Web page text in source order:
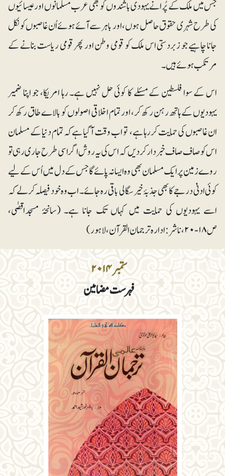
ستمبر ۲۰۱۴
فہرست مضامین
جس میں ملک کے پُرانے یہودی باشندوں کو بھی عرب مسلمانوں اور عیسائیوں
کی طرح شہری حقوق حاصل ہوں، اور باہر سے آئے ہوئے اُن غاصبوں کو نکل
جانا چاہیے جو زبردستی اس ملک کو قومی وطن اور پھر قومی ریاست بنانے کے
مرتکب ہوئے ہیں۔
اس کے سوا فلسطین کے مسئلے کا کوئی حل نہیں ہے۔ رہا امریکا، جو اپنا ضمیر
یہودیوں کے ہاتھ رہن رکھ کر، اور تمام اخلاقی اصولوں کو بالاے طاق رکھ کر
ان غاصبوں کی حمایت کر رہا ہے، تو اب وقت آگیا ہے کہ تمام دنیا کے مسلمان
اس کوصاف صاف خبردار کردیں کہ اس کی یہ روش اگر اسی طرح جاری رہی تو
روے زمین پر ایک مسلمان بھی وہ ایسا نہ پائے گا جس کے دل میں اُس کے لیے
کوئی ادنیٰ درجے کا بھی جذبۂ خیرسگالی باقی رہ جائے۔ اب وہ خود فیصلہ کرلے کہ
اسے یہودیوں کی حمایت میں کہاں تک جانا ہے۔ (سانحۂ مسجداقصٰی،
ص ۱۸-۲۰، ناشر: ادارہ ترجمان القرآن، لاہور)